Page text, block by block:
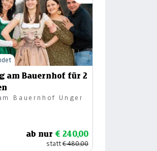
am Bauernhof für 2
Bauernhof Unger
ab nur € 240,00
statt€ 480,00